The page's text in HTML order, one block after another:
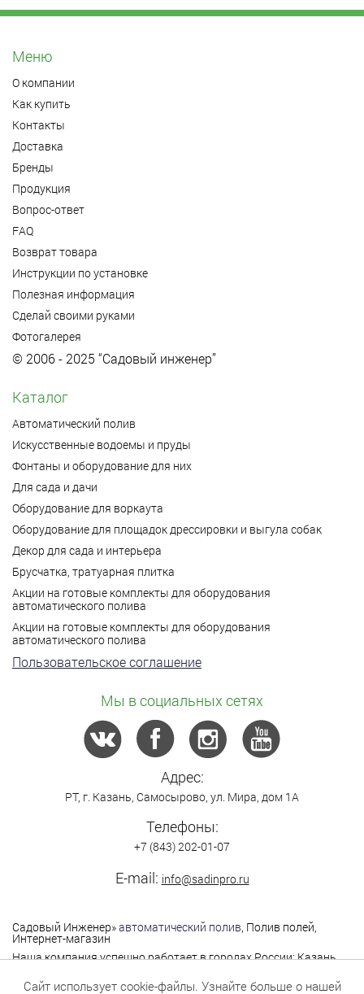
Меню
О компании
Как купить
Контакты
Доставка
Бренды
Продукция
Вопрос-ответ
FAQ
Возврат товара
Инструкции по установке
Полезная информация
Сделай своими руками
Фотогалерея
© 2006 - 2025 “Садовый инженер”
Каталог
Автоматический полив
Искусственные водоемы и пруды
Фонтаны и оборудование для них
Для сада и дачи
Оборудование для воркаута
Оборудование для площадок дрессировки и выгула собак
Декор для сада и интерьера
Брусчатка, тратуарная плитка
Акции на готовые комплекты для оборудования
автоматического полива
Акции на готовые комплекты для оборудования
автоматического полива
Пользовательское соглашение
Мы в социальных сетях
Адрес:
РТ, г. Казань, Самосырово, ул. Мира, дом 1А
Телефоны:
+7 (843) 202-01-07
E-mail: info@sadinpro.ru
Садовый Инженер»автоматический полив, Полив полей,
Интернет-магазин
Наша компания успешно работает в городах России: Казань,
Владимир,Ярославль, Самара, Саратов, Уфа, Чебоксары,
Сайт использует cookie-файлы. Узнайте больше о нашей